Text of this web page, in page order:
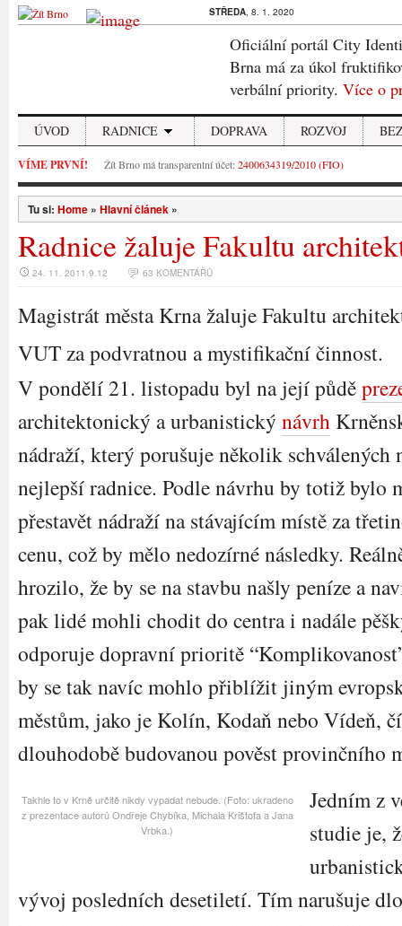
STŘEDA, 8. 1. 2020
Oficiální portál City
Brna má za úkol
verbální priority. Více o
ÚVOD RADNICE DOPRAVA ROZVOJ
VÍME PRVNÍ! Žít Brno má transparentní účet:2400634319/2010 (FIO)
Tu si: Home » Hlavní článek »
Radnice žaluje Fakultu
24. 11. 2011 9.12 63 KOMENTÁŘŮ
Magistrát města Krna žaluje Fakultu
VUT za podvratnou a mystifikační činnost.
V pondělí 21. listopadu byl na její půdě
architektonický a urbanistický návrh
nádraží, který porušuje několik schválených
nejlepší radnice. Podle návrhu by totiž bylo
přestavět nádraží na stávajícím místě za
cenu, což by mělo nedozírné následky.
hrozilo, že by se na stavbu našly peníze a
pak lidé mohli chodit do centra i nadále
odporuje dopravní prioritě
by se tak navíc mohlo přiblížit jiným
městům, jako je Kolín, Kodaň nebo Vídeň,
dlouhodobě budovanou pověst provinčního
Takhle to v Krně určitě nikdy vypadat nebude. (Foto: ukradeno
z prezentace autorů Ondřeje Chybíka, Michala Krištofa a Jana
Vrbka.)
Jedním z
studie je,
vývoj posledních desetiletí. Tím narušuje